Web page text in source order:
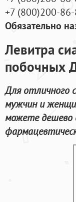
+7 (800)200-
Обязательно
Левитра
побочных
Для отличного
мужчин и
можете дешево